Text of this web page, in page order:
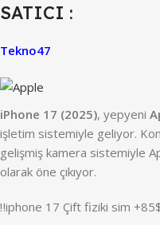
SATICI :
Tekno47
iPhone 17 (2025), yepyeni
işletim sistemiyle geliyor.
gelişmiş kamera sistemiyle
olarak öne çıkıyor.
‼️iphone 17 Çift fiziki sim +85$